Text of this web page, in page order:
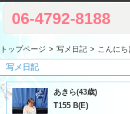
06-4792-8188
トップページ 写メ日記 こんに
写メ日記
あきら(43歳)
T155 B(E)